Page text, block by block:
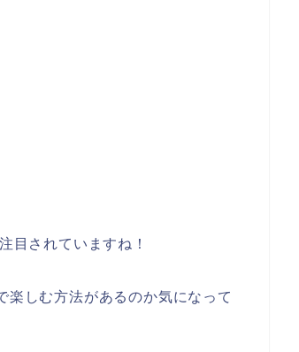
目されていますね！
楽しむ方法があるのか気になって